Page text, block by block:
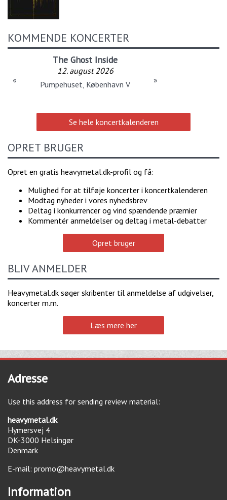
KOMMENDE KONCERTER
The Ghost Inside
12. august 2026
Pumpehuset, København V
« »
Se hele koncertkalenderen
OPRET BRUGER
Opret en gratis heavymetal.dk-profil og få:
Mulighed for at tilføje koncerter i koncertkalenderen
Modtag nyheder i vores nyhedsbrev
Deltag i konkurrencer og vind spændende præmier
Kommentér anmeldelser og deltag i metal-debatter
Opret bruger
BLIV ANMELDER
Heavymetal.dk søger skribenter til anmeldelse af udgivelser,
koncerter m.m.
Læs mere her
Adresse
Use this address for sending review material:
heavymetal.dk
Hymersvej 4
DK-3000 Helsingør
Denmark
E-mail: promo@heavymetal.dk
Information